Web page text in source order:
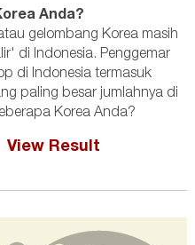
Anda?
gelombang Korea masih
di Indonesia. Penggemar
di Indonesia termasuk
paling besar jumlahnya di
Korea Anda?
View Result